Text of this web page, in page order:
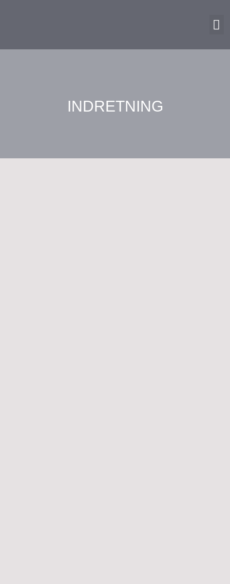
INDRETNING